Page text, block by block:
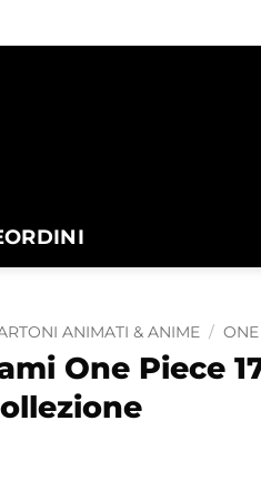
ANIMATI & ANIME /
One Piece